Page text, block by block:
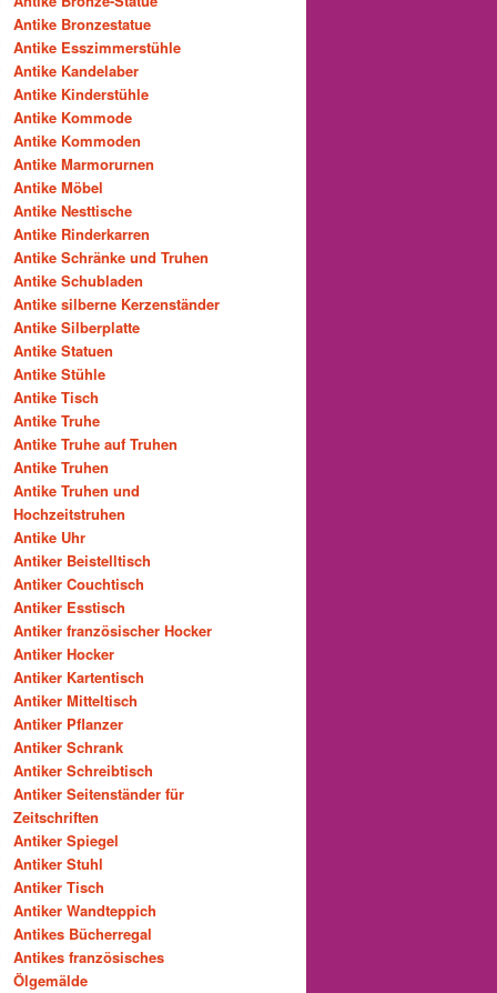
Antike Bronzestatue
Antike Esszimmerstühle
Antike Kandelaber
Antike Kinderstühle
Antike Kommode
Antike Kommoden
Antike Marmorurnen
Antike Möbel
Antike Nesttische
Antike Rinderkarren
Antike Schränke und Truhen
Antike Schubladen
Antike silberne Kerzenständer
Antike Silberplatte
Antike Statuen
Antike Stühle
Antike Tisch
Antike Truhe
Antike Truhe auf Truhen
Antike Truhen
Antike Truhen und
Hochzeitstruhen
Antike Uhr
Antiker Beistelltisch
Antiker Couchtisch
Antiker Esstisch
Antiker französischer Hocker
Antiker Hocker
Antiker Kartentisch
Antiker Mitteltisch
Antiker Pflanzer
Antiker Schrank
Antiker Schreibtisch
Antiker Seitenständer für
Zeitschriften
Antiker Spiegel
Antiker Stuhl
Antiker Tisch
Antiker Wandteppich
Antikes Bücherregal
Antikes französisches
Ölgemälde